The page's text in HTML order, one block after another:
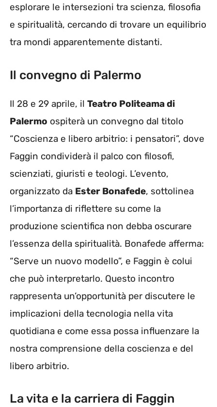
esplorare le intersezioni tra scienza, filosofia
e spiritualità, cercando di trovare un equilibrio
tra mondi apparentemente distanti.
Il convegno di Palermo
Il 28 e 29 aprile, il Teatro Politeama di
Palermo ospiterà un convegno dal titolo
“Coscienza e libero arbitrio: i pensatori”, dove
Faggin condividerà il palco con filosofi,
scienziati, giuristi e teologi. L’evento,
organizzato da Ester Bonafede, sottolinea
l’importanza di riflettere su come la
produzione scientifica non debba oscurare
l’essenza della spiritualità. Bonafede afferma:
“Serve un nuovo modello”, e Faggin è colui
che può interpretarlo. Questo incontro
rappresenta un’opportunità per discutere le
implicazioni della tecnologia nella vita
quotidiana e come essa possa influenzare la
nostra comprensione della coscienza e del
libero arbitrio.
La vita e la carriera di Faggin